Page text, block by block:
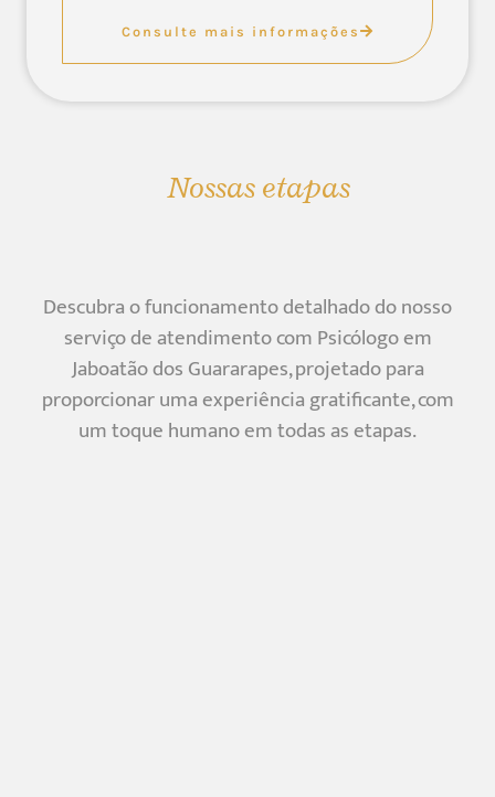
Consulte mais informações
Nossas etapas
Descubra o funcionamento detalhado do nosso
serviço de atendimento com Psicólogo em
Jaboatão dos Guararapes, projetado para
proporcionar uma experiência gratificante, com
um toque humano em todas as etapas.